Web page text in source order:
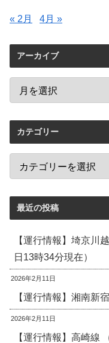
« 2月 4月 »
アーカイブ
カテゴリー
最近の投稿
【運行情報】埼京川
日13時34分現在）
2026年2月11日
【運行情報】湘南新
2026年2月11日
【運行情報】高崎線